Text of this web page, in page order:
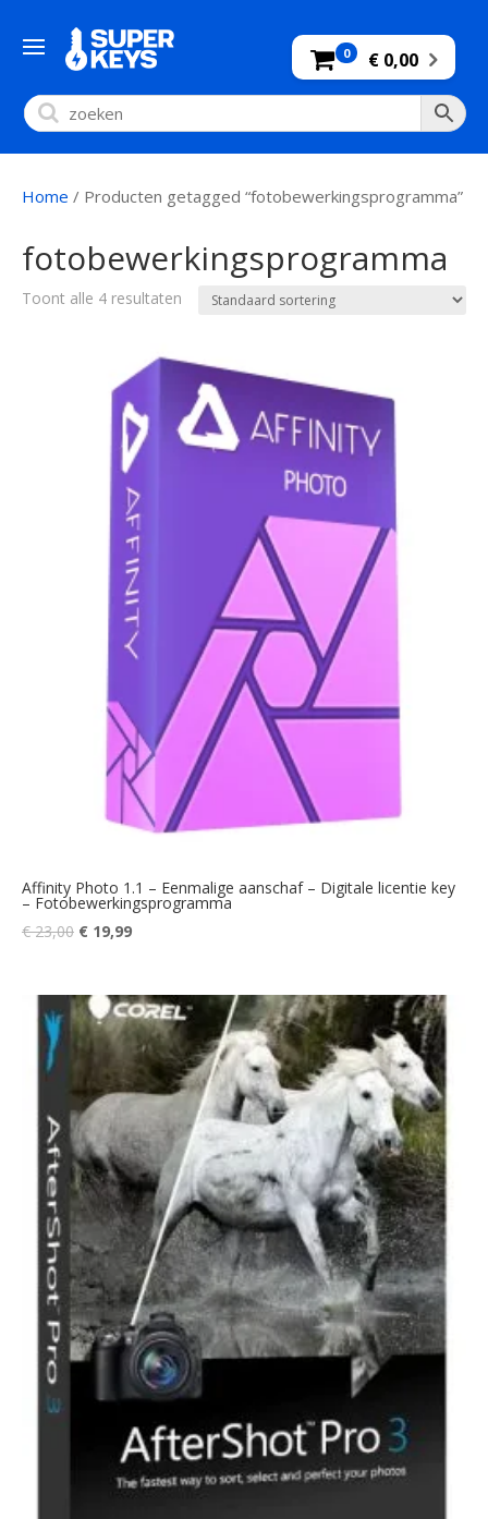
0 € 0,00
Home / Producten getagged “fotobewerkingsprogramma”
fotobewerkingsprogramma
Toont alle 4 resultaten
Affinity Photo 1.1 – Eenmalige aanschaf – Digitale licentie key
– Fotobewerkingsprogramma
€23,00 Oorspronkelijke
€ 23,00.
€ 19,99Huidige
€ 19,99.